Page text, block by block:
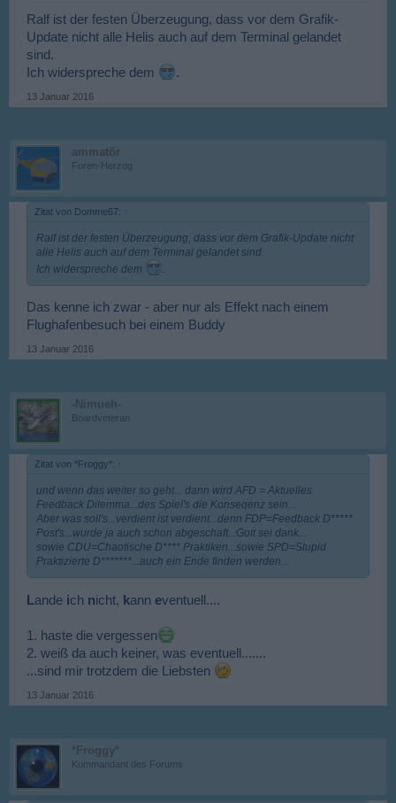
Ralf ist der festen Überzeugung, dass vor dem Grafik-
Update nicht alle Helis auch auf dem Terminal gelandet
sind.
Ich widerspreche dem
.
13 Januar 2016
ammatör
Foren-Herzog
Zitat von Domme67: ↑
Ralf ist der festen Überzeugung, dass vor dem Grafik-Update nicht
alle Helis auch auf dem Terminal gelandet sind.
Ich widerspreche dem
Das kenne ich zwar - aber nur als Effekt nach einem
Flughafenbesuch bei einem Buddy
13 Januar 2016
-Nimueh-
Boardveteran
Zitat von *Froggy*: ↑
und wenn das weiter so geht... dann wird AFD = Aktuelles
Feedback Dilemma...des Spiel's die Konseqenz sein...
Aber was soll's...verdient ist verdient...denn FDP=Feedback D*****
Post's...wurde ja auch schon abgeschaft...Gott sei dank...
sowie CDU=Chaotische D**** Praktiken...sowie SPD=Stupid
Praktizierte D*******...auch ein Ende finden werden...
Lande ich nicht, kann eventuell....
1. haste die vergessen
2. weiß da auch keiner, was eventuell.......
...sind mir trotzdem die Liebsten
13 Januar 2016
*Froggy*
Kommandant des Forums